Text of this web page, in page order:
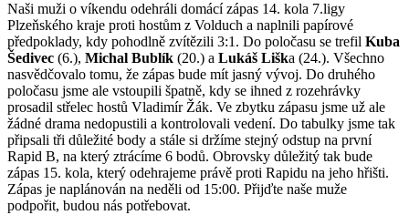
Naši muži o víkendu odehráli domácí zápas 14. kola 7.ligy
Plzeňského kraje proti hostům z Volduch a naplnili papírové
předpoklady, kdy pohodlně zvítězili 3:1. Do poločasu se trefil Kuba
Šedivec (6.), Michal Bublík (20.) a Lukáš Liška (24.). Všechno
nasvědčovalo tomu, že zápas bude mít jasný vývoj. Do druhého
poločasu jsme ale vstoupili špatně, kdy se ihned z rozehrávky
prosadil střelec hostů Vladimír Žák. Ve zbytku zápasu jsme už ale
žádné drama nedopustili a kontrolovali vedení. Do tabulky jsme tak
připsali tři důležité body a stále si držíme stejný odstup na první
Rapid B, na který ztrácíme 6 bodů. Obrovsky důležitý tak bude
zápas 15. kola, který odehrajeme právě proti Rapidu na jeho hřišti.
Zápas je naplánován na neděli od 15:00. Přijďte naše muže
podpořit, budou nás potřebovat.